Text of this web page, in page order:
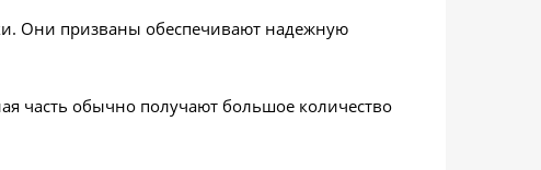
Они призваны обеспечивают надежную
часть обычно получают большое количество